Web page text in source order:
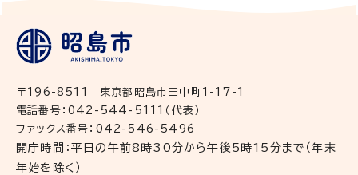
〒196-8511 東京都昭島市田中町1-17-1
電話番号：042-544-5111（代表）
ファックス番号：042-546-5496
開庁時間：平日の午前8時30分から午後5時15分まで（年末
年始を除く）